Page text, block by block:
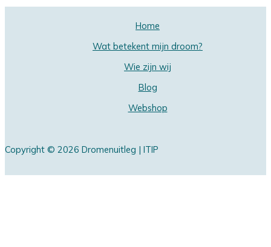
Home
Wat betekent mijn droom?
Wie zijn wij
Blog
Webshop
Copyright © 2026 Dromenuitleg | ITIP